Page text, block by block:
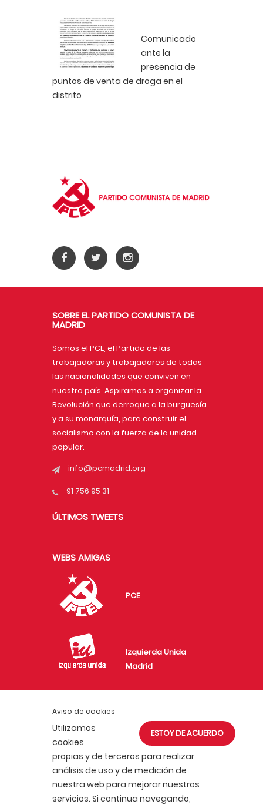
Aviso de cookies
ESTOY DE ACUERDO
Utilizamos
cookies
propias y de terceros para realizar
análisis de uso y de medición de
nuestra web para mejorar nuestros
servicios. Si continua navegando,
Comunicado
ante la
presencia de
puntos de venta de droga en el
distrito
SOBRE EL PARTIDO COMUNISTA DE
MADRID
Somos el PCE, el Partido de las
trabajadoras y trabajadores de todas
las nacionalidades que conviven en
nuestro país. Aspiramos a organizar la
Revolución que derroque a la burguesía
y a su monarquía, para construir el
socialismo con la fuerza de la unidad
popular.
info@pcmadrid.org
91 756 95 31
ÚLTIMOS TWEETS
WEBS AMIGAS
PCE
Izquierda Unida
Madrid
Juventud Comunista
en Madrid